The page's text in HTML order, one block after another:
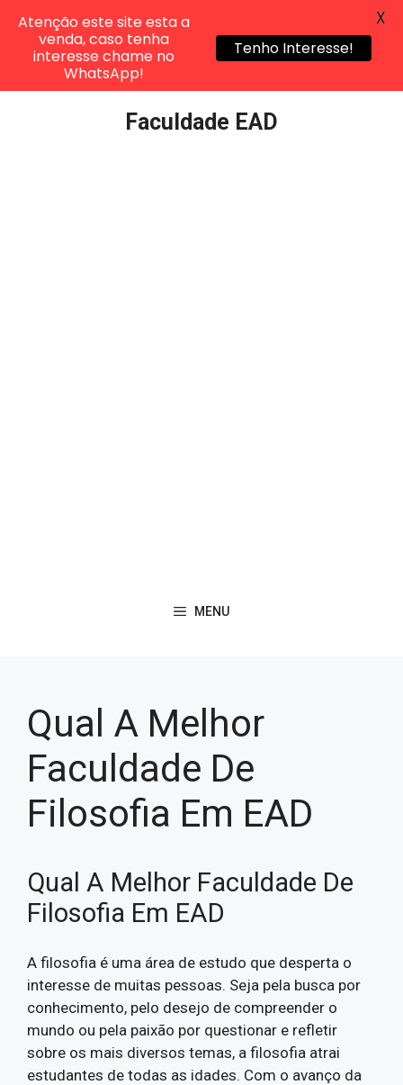
Faculdade EAD
MENU
Qual A Melhor
Faculdade De
Filosofia Em EAD
Qual A Melhor Faculdade De
Filosofia Em EAD
A filosofia é uma área de estudo que desperta o
interesse de muitas pessoas. Seja pela busca por
conhecimento, pelo desejo de compreender o
mundo ou pela paixão por questionar e refletir
sobre os mais diversos temas, a filosofia atrai
estudantes de todas as idades. Com o avanço da
Atenção este site esta a
venda, caso tenha
interesse chame no
WhatsApp!
Tenho Interesse!
X